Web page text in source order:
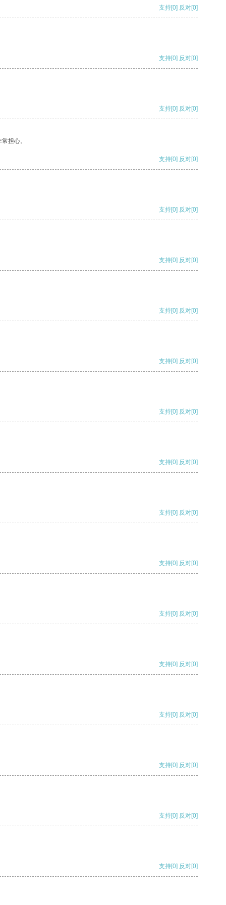
支持[0] 反对[0]
支持[0] 反对[0]
支持[0] 反对[0]
担心。
支持[0] 反对[0]
支持[0] 反对[0]
支持[0] 反对[0]
支持[0] 反对[0]
支持[0] 反对[0]
支持[0] 反对[0]
支持[0] 反对[0]
支持[0] 反对[0]
支持[0] 反对[0]
支持[0] 反对[0]
支持[0] 反对[0]
支持[0] 反对[0]
支持[0] 反对[0]
支持[0] 反对[0]
支持[0] 反对[0]